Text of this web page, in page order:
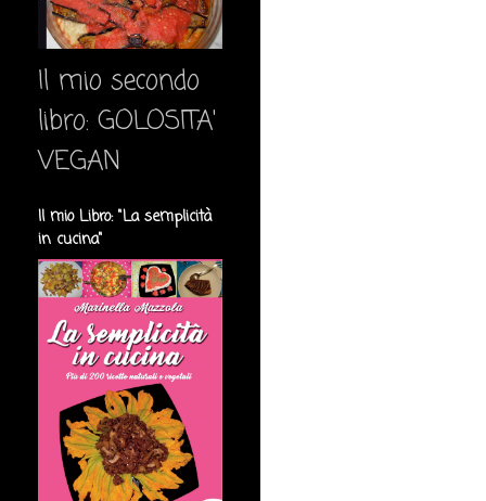
Il mio secondo
libro: GOLOSITA'
VEGAN
Il mio Libro: "La semplicità
in cucina"